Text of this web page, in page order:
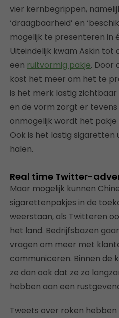
vier kernbegrippen,
‘draagbaarheid’ en
mogelijk te presenteren in
Uiteindelijk kwam Askin tot
een ruitvormig pakje. Door
kost het meer om het te
is het merk lastig zichtbaar
en de vorm zorgt er
onmogelijk wordt het
Ook is het lastig sigaretten
halen.
Real time Twitter-
Maar mogelijk kunnen
sigarettenpakjes in de
weerstaan, als Twitteren
het land. Bedrijfsbazen
vragen om meer met
communiceren. Binnen
ze dan ook dat ze zo
hebben aan een
Tweets over roken